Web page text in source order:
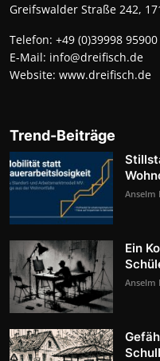
Greifswalder Straße 242,
Telefon: +49 (0)39998 95900
E-Mail: info@dreifisch.de
Website: www.dreifisch.de
Trend-Beiträge
Anselm
Ein
Anselm